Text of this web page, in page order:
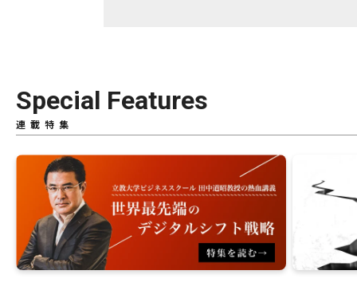
Special Features
連載特集